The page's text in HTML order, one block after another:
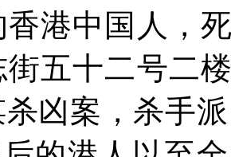
港中国人，
街五十二号二
凶案，杀手